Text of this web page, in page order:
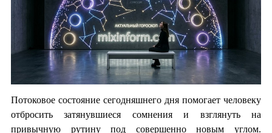
Потоковое состояние сегодняшнего дня помогает человеку
отбросить затянувшиеся сомнения и взглянуть на
привычную рутину под совершенно новым углом.